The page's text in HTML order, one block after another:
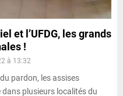
et l’UFDG, les grands
!
à 13:32
pardon, les assises
plusieurs localités du